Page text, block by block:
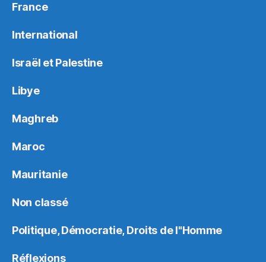
France
International
Israël et Palestine
Libye
Maghreb
Maroc
Mauritanie
Non classé
Politique, Démocratie, Droits de l"Homme
Réflexions